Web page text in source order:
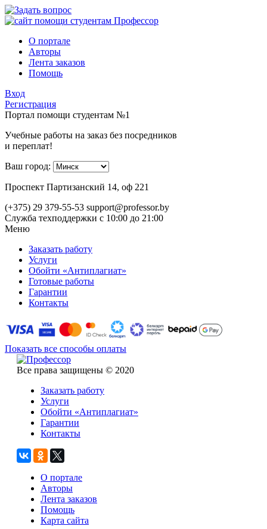
О портале
Авторы
Лента заказов
Помощь
Вход
Регистрация
Портал помощи студентам №1
Учебные работы на заказ без посредников
и переплат!
Ваш город:
Проспект Партизанский 14, оф 221
(+375) 29 379-55-53 support@professor.by
Служба техподдержки с 10:00 до 21:00
Меню
Заказать работу
Услуги
Обойти «Антиплагиат»
Готовые работы
Гарантии
Контакты
Показать все способы оплаты
Все права защищены © 2020
Заказать работу
Услуги
Обойти «Антиплагиат»
Гарантии
Контакты
О портале
Авторы
Лента заказов
Помощь
Карта сайта